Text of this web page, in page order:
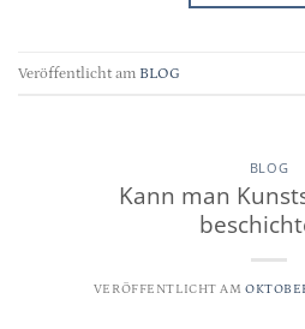
Veröffentlicht am BLOG
BLOG
Kann man
VERÖFFENTLICHT AM